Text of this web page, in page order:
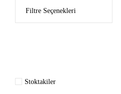
Stoktakiler